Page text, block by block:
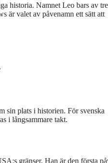
historia. Namnet Leo bars av
är valet av påvenamn ett sätt att
sin plats i historien. För svenska
i långsammare takt.
gränser. Han är den första